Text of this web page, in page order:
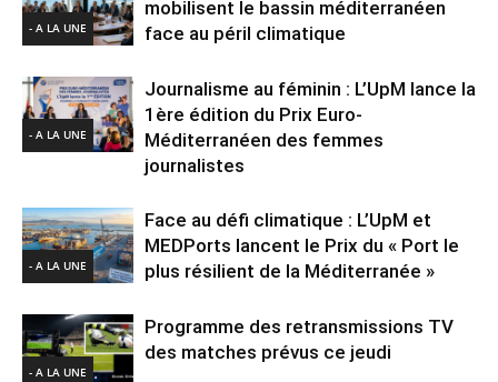
- A LA UNE
mobilisent le bassin méditerranéen
face au péril climatique
- A LA UNE
Journalisme au féminin : L’UpM lance la
1ère édition du Prix Euro-
Méditerranéen des femmes
journalistes
- A LA UNE
Face au défi climatique : L’UpM et
MEDPorts lancent le Prix du « Port le
plus résilient de la Méditerranée »
- A LA UNE
Programme des retransmissions TV
des matches prévus ce jeudi